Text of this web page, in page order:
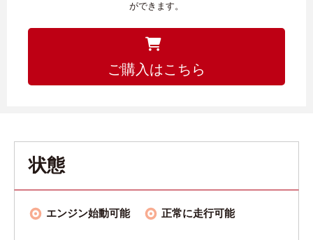
ができます。
ご購入はこちら
状態
エンジン始動可能 正常に走行可能